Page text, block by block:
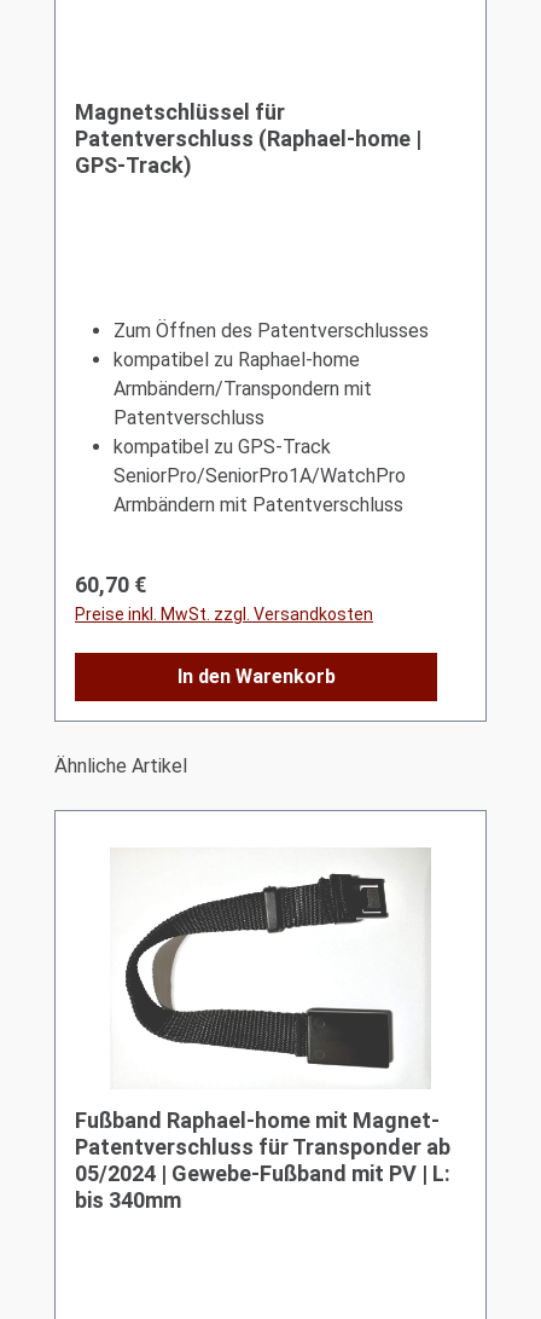
Magnetschlüssel für
Patentverschluss (Raphael-home |
GPS-Track)
Zum Öffnen des Patentverschlusses
kompatibel zu Raphael-home
Armbändern/Transpondern mit
Patentverschluss
kompatibel zu GPS-Track
SeniorPro/SeniorPro1A/WatchPro
Armbändern mit Patentverschluss
Regulärer Preis:
60,70 €
Preise inkl. MwSt. zzgl. Versandkosten
In den Warenkorb
Produktgalerie überspringen
Ähnliche Artikel
Fußband Raphael-home mit Magnet-
Patentverschluss für Transponder ab
05/2024 | Gewebe-Fußband mit PV | L:
bis 340mm